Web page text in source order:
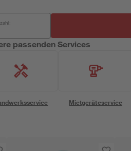
passenden Services
Mietgeräteservice